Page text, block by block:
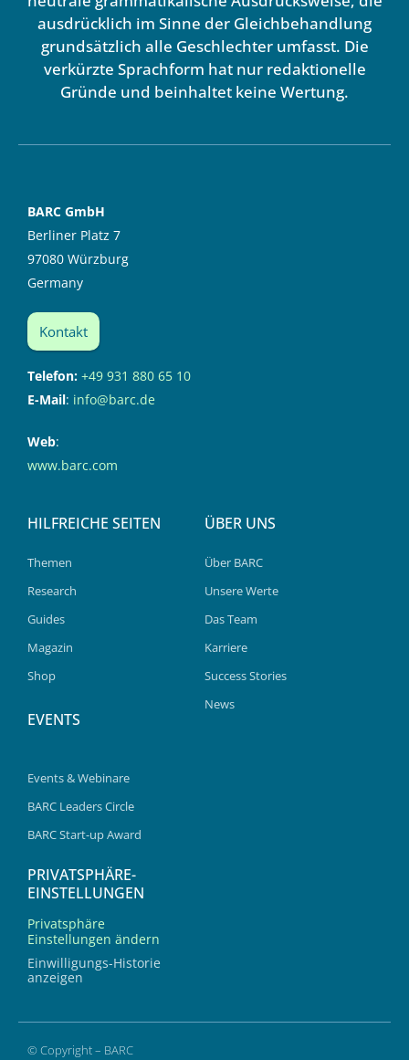
ausdrücklich im Sinne der Gleichbehandlung
grundsätzlich alle Geschlechter umfasst. Die
verkürzte Sprachform hat nur redaktionelle
Gründe und beinhaltet keine Wertung.
BARC GmbH
Berliner Platz 7
97080 Würzburg
Germany
Kontakt
Telefon: +49 931 880 65 10
E-Mail: info@barc.de
Web:
www.barc.com
HILFREICHE SEITEN
Themen
Research
Guides
Magazin
Shop
EVENTS
Events & Webinare
BARC Leaders Circle
BARC Start-up Award
ÜBER UNS
Über BARC
Unsere Werte
Das Team
Karriere
Success Stories
News
PRIVATSPHÄRE-
EINSTELLUNGEN
Privatsphäre
Einstellungen ändern
Einwilligungs-Historie
anzeigen
© Copyright – BARC